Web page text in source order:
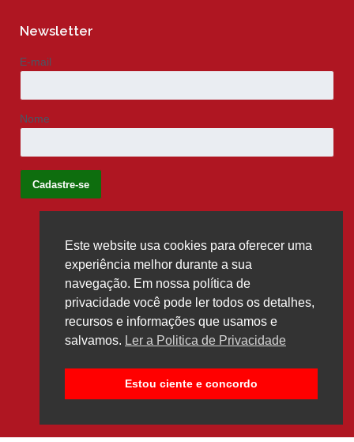
Newsletter
E-mail
Nome
Siga-nos
Este website usa cookies para oferecer uma
experiência melhor durante a sua
navegação. Em nossa política de
privacidade você pode ler todos os detalhes,
recursos e informações que usamos e
salvamos. Ler a Politica de Privacidade
Estou ciente e concordo